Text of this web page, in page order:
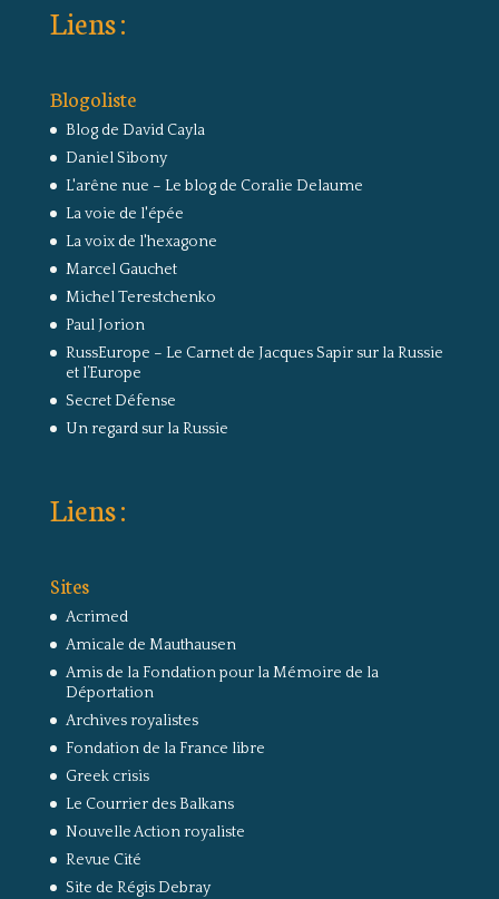
Liens :
Blogoliste
Blog de David Cayla
Daniel Sibony
L'arêne nue – Le blog de Coralie Delaume
La voie de l'épée
La voix de l'hexagone
Marcel Gauchet
Michel Terestchenko
Paul Jorion
RussEurope – Le Carnet de Jacques Sapir sur la Russie
et l’Europe
Secret Défense
Un regard sur la Russie
Liens :
Sites
Acrimed
Amicale de Mauthausen
Amis de la Fondation pour la Mémoire de la
Déportation
Archives royalistes
Fondation de la France libre
Greek crisis
Le Courrier des Balkans
Nouvelle Action royaliste
Revue Cité
Site de Régis Debray